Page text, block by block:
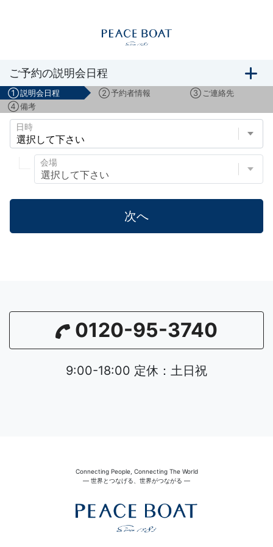
ボランティアスタッフ募集説明会のご予約
ご予約の説明会日程
①説明会日程 ②予約者情報 ③ ご連絡先
④備考
日時
会場
次へ
0120-95-3740
9:00-18:00 定休：土日祝
Connecting People, Connecting The World
― 世界とつなげる、世界がつながる ―